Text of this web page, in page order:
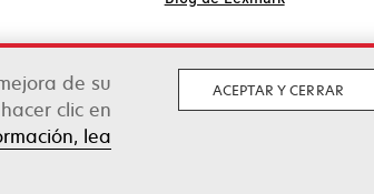
Términos y condiciones
de su
clic en
lea
ACEPTAR Y CERRAR